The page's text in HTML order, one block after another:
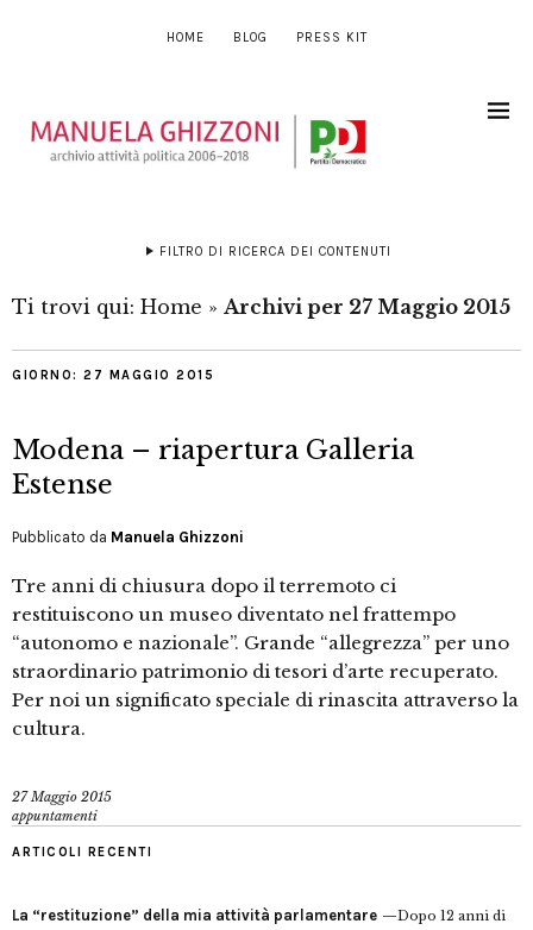
HOME BLOG PRESS KIT
FILTRO DI RICERCA DEI CONTENUTI
Ti trovi qui: Home » Archivi per 27 Maggio 2015
GIORNO: 27 MAGGIO 2015
Modena – riapertura Galleria
Estense
Pubblicato da Manuela Ghizzoni
Tre anni di chiusura dopo il terremoto ci
restituiscono un museo diventato nel frattempo
“autonomo e nazionale”. Grande “allegrezza” per uno
straordinario patrimonio di tesori d’arte recuperato.
Per noi un significato speciale di rinascita attraverso la
cultura.
27 Maggio 2015
appuntamenti
ARTICOLI RECENTI
La “restituzione” della mia attività parlamentare
Dopo 12 anni di